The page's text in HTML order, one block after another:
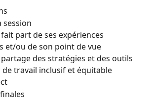
session
part de ses expériences
et/ou de son point de vue
des stratégies et des outils
travail inclusif et équitable